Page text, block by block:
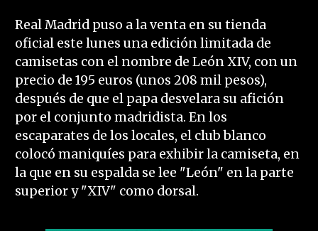
Real Madrid puso a la venta en su tienda
oficial este lunes una edición limitada de
camisetas con el nombre de León XIV, con un
precio de 195 euros (unos 208 mil pesos),
después de que el papa desvelara su afición
por el conjunto madridista. En los
escaparates de los locales, el club blanco
colocó maniquíes para exhibir la camiseta, en
la que en su espalda se lee "León" en la parte
superior y "XIV" como dorsal.